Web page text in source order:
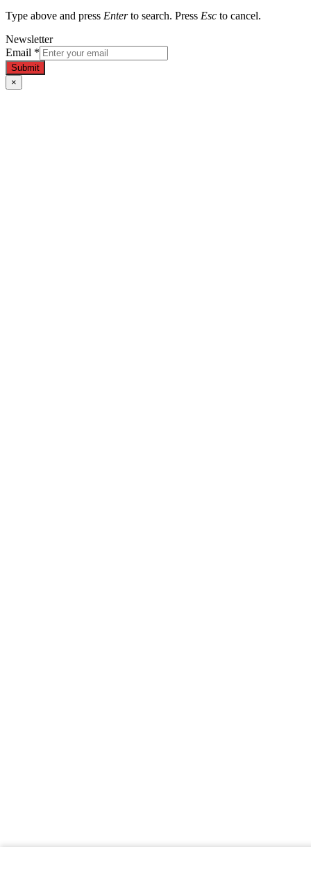
Type above and press Enterto search. Press Esc to cancel.
Newsletter
Email *
Submit
×